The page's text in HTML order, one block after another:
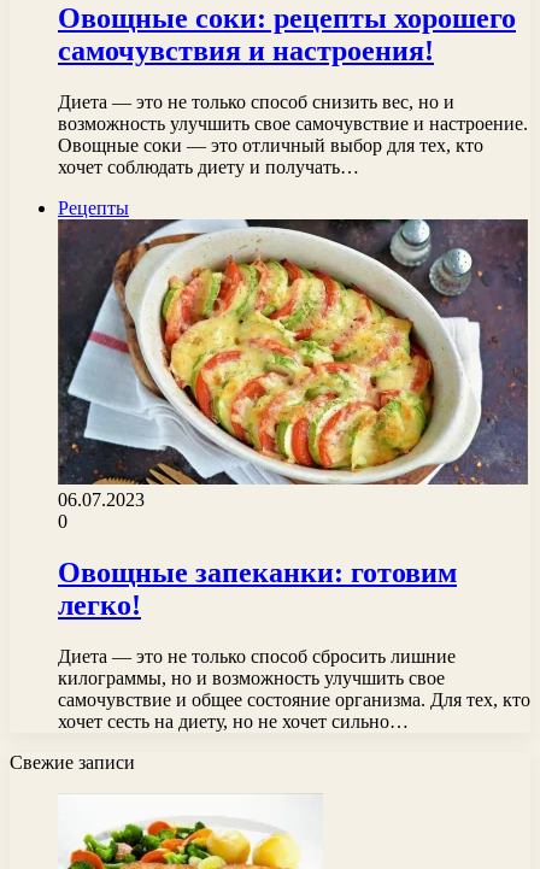
Овощные соки: рецепты хорошего
самочувствия и настроения!
Диета — это не только способ снизить вес, но и
возможность улучшить свое самочувствие и настроение.
Овощные соки — это отличный выбор для тех, кто
хочет соблюдать диету и получать…
Рецепты
06.07.2023
0
Овощные запеканки: готовим
легко!
Диета — это не только способ сбросить лишние
килограммы, но и возможность улучшить свое
самочувствие и общее состояние организма. Для тех, кто
хочет сесть на диету, но не хочет сильно…
Свежие записи